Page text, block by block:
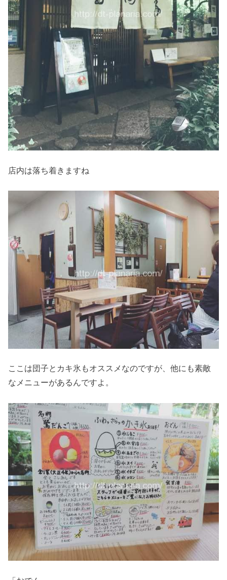
店内は落ち着きますね
ここは団子とカキ氷もオススメなのですが、他にも素敵
なメニューがあるんですよ。